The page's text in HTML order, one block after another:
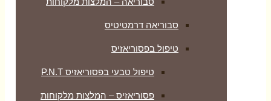
סבוריאה דרמטיטיס
טיפול בפסוריאזיס
טיפול טבעי בפסוריאזיס P.N.T
פסוריאזיס – המלצות מלקוחות